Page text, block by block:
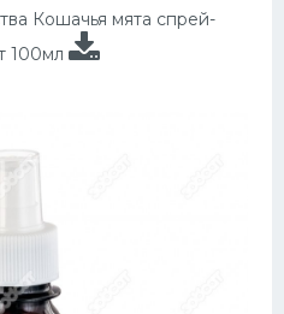
Кошачья мята спрей-
100мл